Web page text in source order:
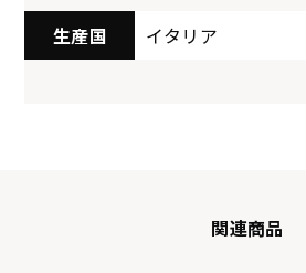
生産国 イタリア
関連商品